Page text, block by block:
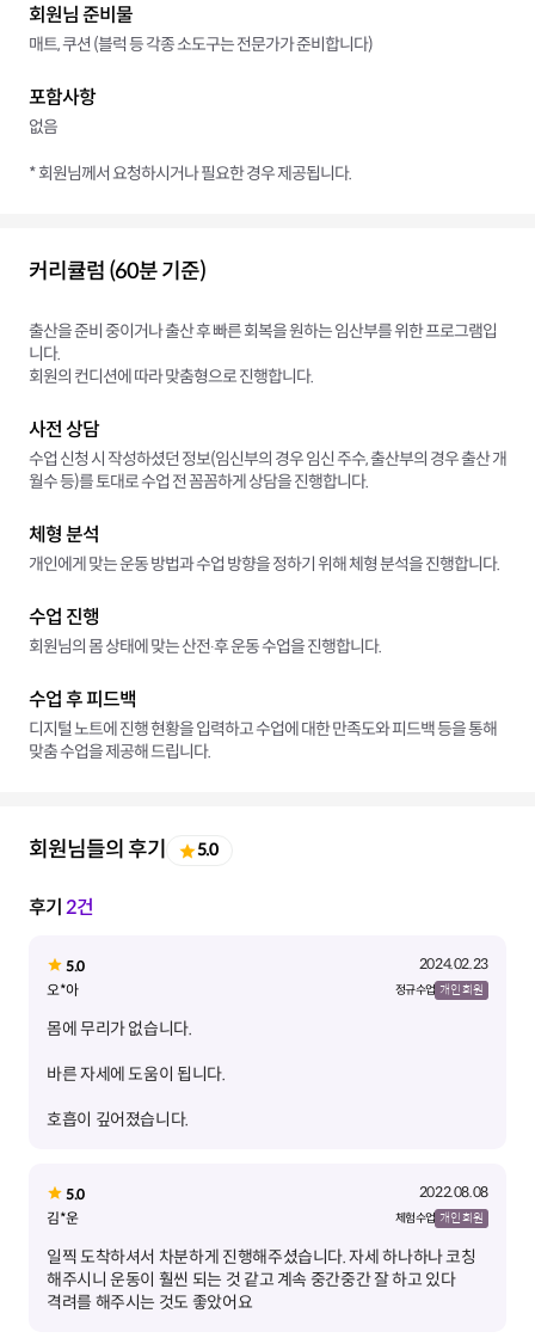
회원님 준비물
매트, 쿠션 (블럭 등 각종 소도구는 전문가가 준비합니다)
포함사항
없음
* 회원님께서 요청하시거나 필요한 경우 제공됩니다.
커리큘럼 (60분 기준)
출산을 준비 중이거나 출산 후 빠른 회복을 원하는 임산부를 위한 프로그램입
니다.
회원의 컨디션에 따라 맞춤형으로 진행합니다.
사전 상담
수업 신청 시 작성하셨던 정보(임신부의 경우 임신 주수, 출산부의 경우 출산 개
월수 등)를 토대로 수업 전 꼼꼼하게 상담을 진행합니다.
체형 분석
개인에게 맞는 운동 방법과 수업 방향을 정하기 위해 체형 분석을 진행합니다.
수업 진행
회원님의 몸 상태에 맞는 산전∙후 운동 수업을 진행합니다.
수업 후 피드백
디지털 노트에 진행 현황을 입력하고 수업에 대한 만족도와 피드백 등을 통해
맞춤 수업을 제공해 드립니다.
회원님들의 후기 5.0
후기 2건
5.0
2024.02.23
오*아
정규 수업 개인 회원
호흡이 깊어졌습니다.
5.0
2022.08.08
김*운
체험 수업 개인 회원
일찍 도착하셔서 차분하게 진행해주셨습니다. 자세 하나하나 코칭
해주시니 운동이 훨씬 되는 것 같고 계속 중간중간 잘 하고 있다
격려를 해주시는 것도 좋았어요